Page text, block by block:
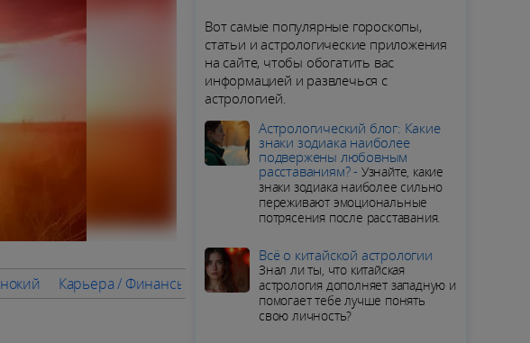
Карьера / Финансы Советы месяца ПОДРОБНЫЙ ГОРОСКОП для
Вот самые популярные гороскопы,
статьи и астрологические приложения
на сайте, чтобы обогатить вас
информацией и развлечься с
астрологией.
Aстрологический блог: Какие
знаки зодиака наиболее
подвержены любовным
расставаниям? - Узнайте, какие
знаки зодиака наиболее сильно
переживают эмоциональные
потрясения после расставания.
Всё о китайской астрологии
Знал ли ты, что китайская
астрология дополняет западную и
помогает тебе лучше понять
свою личность?